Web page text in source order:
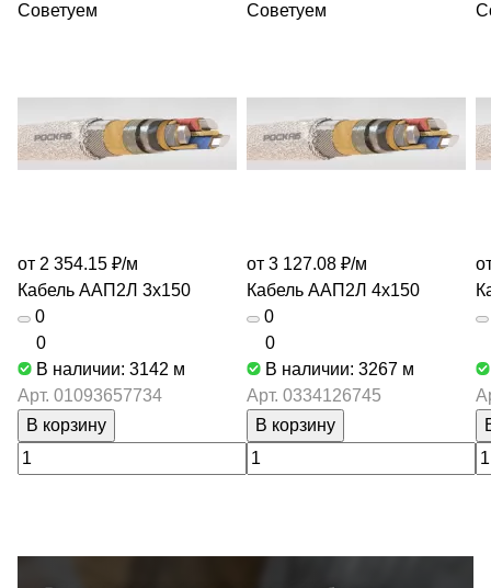
Советуем
от 2 354.15 ₽/м
Кабель ААП2Л 3х150
0
0
В наличии: 3142 м
Арт. 01093657734
В корзину
Советуем
от 3 127.08 ₽/м
Кабель ААП2Л 4х150
0
0
В наличии: 3267 м
Арт. 0334126745
В корзину